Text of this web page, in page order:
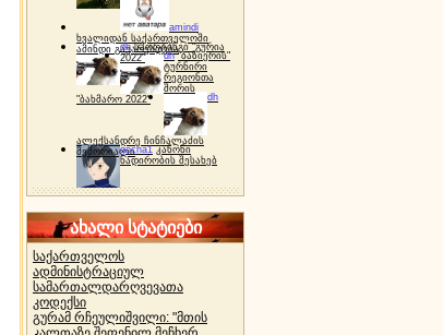
amindi
ხვალიდან საქართველოში
ამინდი გაუარესდება
dh სპორტინგი "გურია
2022"
dh "ბაზიერის"
ტურნირი
რეგიონთა
შორის
"ბახმარო 2022"
dh
ალექსანდრე ჩინჩალაძის
მემორიალიgocha1 კანონი
ნადირობის შესახებ
ახალი სტატიები
საქართველოს
ადმინისტრაციულ
სამართალდარღვევათა
კოდექსი
გურამ რჩეულიშვილი: "მთის